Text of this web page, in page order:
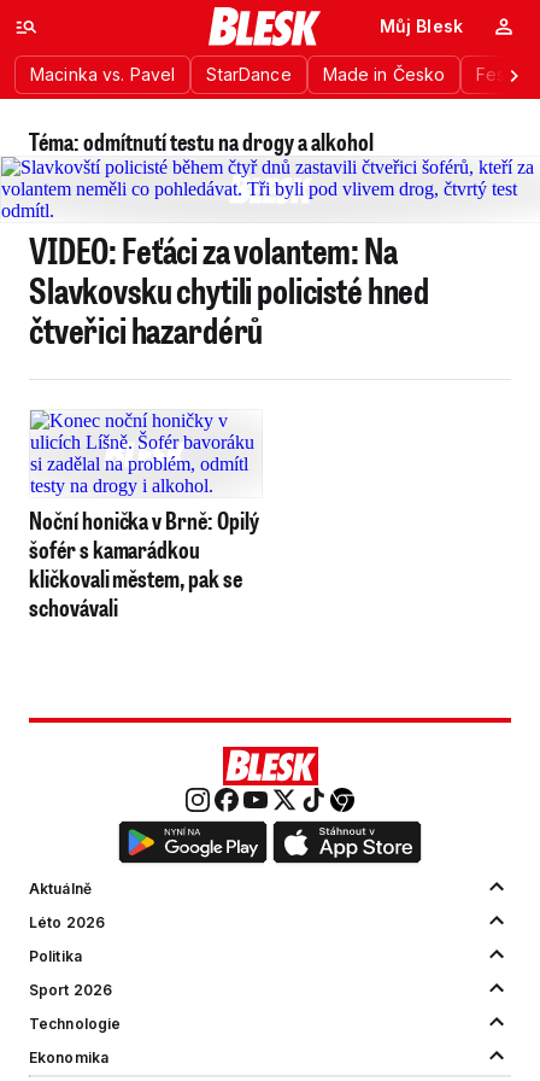
Macinka vs. Pavel StarDance Made in Česko
Můj Blesk
Téma: odmítnutí testu na drogy a alkohol
VIDEO: Feťáci za volantem: Na
Slavkovsku chytili policisté hned
čtveřici hazardérů
Noční honička v Brně: Opilý
šofér s kamarádkou
kličkovali městem, pak se
schovávali
Aktuálně
Léto 2026
Politika
Sport 2026
Technologie
Ekonomika